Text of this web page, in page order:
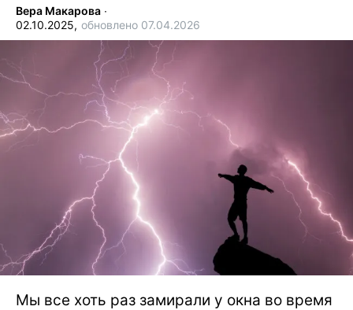
Вера Макарова ∙
02.10.2025, обновлено 07.04.2026
Мы все хоть раз замирали у окна во время